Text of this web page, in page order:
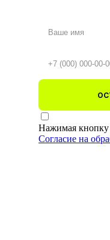
Нажимая кнопку
Согласие на